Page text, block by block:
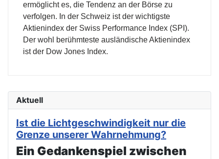
ermöglicht es, die Tendenz an der Börse zu
verfolgen. In der Schweiz ist der wichtigste
Aktienindex der Swiss Performance Index (SPI).
Der wohl berühmteste ausländische Aktienindex
ist der Dow Jones Index.
Aktuell
Ist die Lichtgeschwindigkeit nur die
Grenze unserer Wahrnehmung?
Ein Gedankenspiel zwischen